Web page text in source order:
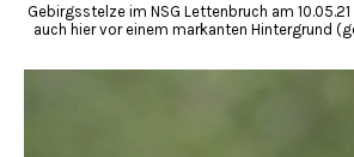
Gebirgsstelze im NSG Lettenbruch am
auch hier vor einem markanten Hintergrund